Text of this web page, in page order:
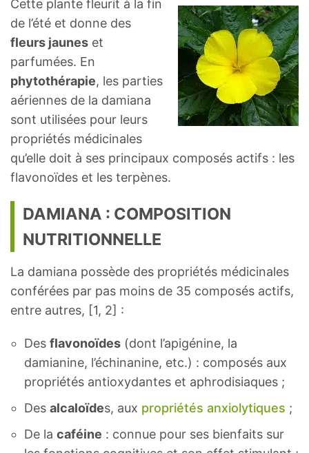
Cette plante fleurit à la fin
de l’été et donne des
fleurs jaunes et
parfumées. En
phytothérapie, les parties
aériennes de la damiana
sont utilisées pour leurs
propriétés médicinales
qu’elle doit à ses principaux composés actifs : les
flavonoïdes et les terpènes.
DAMIANA : COMPOSITION
NUTRITIONNELLE
La damiana possède des propriétés médicinales
conférées par pas moins de 35 composés actifs,
entre autres, [1, 2] :
Des flavonoïdes (dont l’apigénine, la
damianine, l’échinanine, etc.) : composés aux
propriétés antioxydantes et aphrodisiaques ;
Des alcaloïdes, aux propriétés anxiolytiques ;
De la caféine : connue pour ses bienfaits sur